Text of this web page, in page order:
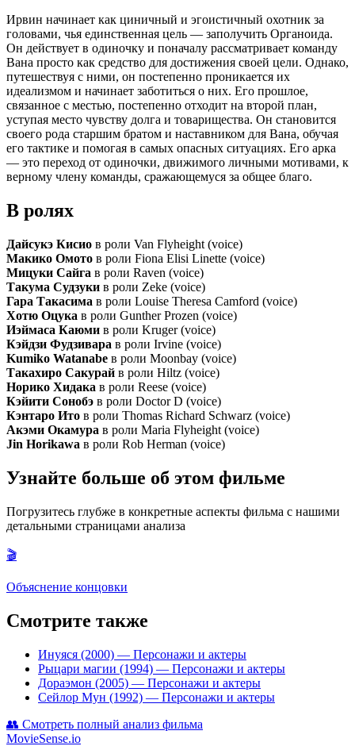
Ирвин начинает как циничный и эгоистичный охотник за
головами, чья единственная цель — заполучить Органоида.
Он действует в одиночку и поначалу рассматривает команду
Вана просто как средство для достижения своей цели. Однако,
путешествуя с ними, он постепенно проникается их
идеализмом и начинает заботиться о них. Его прошлое,
связанное с местью, постепенно отходит на второй план,
уступая место чувству долга и товарищества. Он становится
своего рода старшим братом и наставником для Вана, обучая
его тактике и помогая в самых опасных ситуациях. Его арка
— это переход от одиночки, движимого личными мотивами, к
верному члену команды, сражающемуся за общее благо.
В ролях
Дайсукэ Кисио в роли Van Flyheight (voice)
Макико Омото в роли Fiona Elisi Linette (voice)
Мицуки Сайга в роли Raven (voice)
Такума Судзуки в роли Zeke (voice)
Гара Такасима в роли Louise Theresa Camford (voice)
Хотю Оцука в роли Gunther Prozen (voice)
Иэймаса Каюми в роли Kruger (voice)
Кэйдзи Фудзивара в роли Irvine (voice)
Kumiko Watanabe в роли Moonbay (voice)
Такахиро Сакурай в роли Hiltz (voice)
Норико Хидака в роли Reese (voice)
Кэйити Сонобэ в роли Doctor D (voice)
Кэнтаро Ито в роли Thomas Richard Schwarz (voice)
Акэми Окамура в роли Maria Flyheight (voice)
Jin Horikawa в роли Rob Herman (voice)
Узнайте больше об этом фильме
Погрузитесь глубже в конкретные аспекты фильма с нашими
детальными страницами анализа
🎬
Объяснение концовки
Смотрите также
Инуяся (2000) — Персонажи и актеры
Рыцари магии (1994) — Персонажи и актеры
Дораэмон (2005) — Персонажи и актеры
Сейлор Мун (1992) — Персонажи и актеры
👥 Смотреть полный анализ фильма
MovieSense.io